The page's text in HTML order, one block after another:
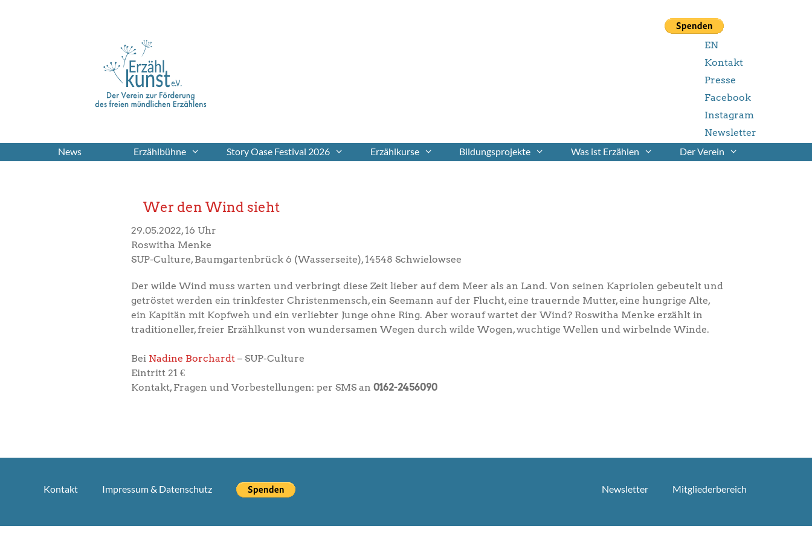
EN
Kontakt
Presse
Facebook
Instagram
Newsletter
News
Erzählbühne Story Oase Festival 2026 Erzählkurse Bildungsprojekte Was ist Erzählen Der Verein
Wer den Wind sieht
29.05.2022, 16 Uhr
Roswitha Menke
SUP-Culture, Baumgartenbrück 6 (Wasserseite), 14548 Schwielowsee
Der wilde Wind muss warten und verbringt diese Zeit lieber auf dem Meer als an Land. Von seinen Kapriolen gebeutelt und
getröstet werden ein trinkfester Christenmensch, ein Seemann auf der Flucht, eine trauernde Mutter, eine hungrige Alte,
ein Kapitän mit Kopfweh und ein verliebter Junge ohne Ring. Aber worauf wartet der Wind? Roswitha Menke erzählt in
traditioneller, freier Erzählkunst von wundersamen Wegen durch wilde Wogen, wuchtige Wellen und wirbelnde Winde.
Bei Nadine Borchardt – SUP-Culture
Eintritt 21 €
Kontakt, Fragen und Vorbestellungen: per SMS an 0162-2456090
Kontakt Impressum & Datenschutz Newsletter Mitgliederbereich